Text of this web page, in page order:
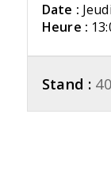
Date :
Heure :
Stand :